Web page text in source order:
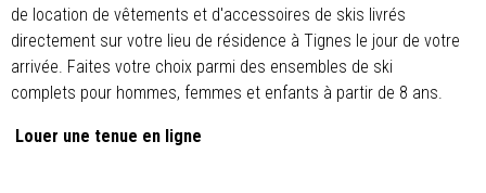
de location de vêtements et d'accessoires de skis livrés
directement sur votre lieu de résidence à Tignes le jour de votre
arrivée. Faites votre choix parmi des ensembles de ski
complets pour hommes, femmes et enfants à partir de 8 ans.
Louer une tenue en ligne